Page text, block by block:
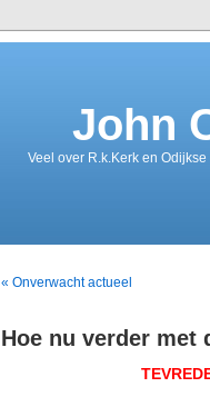
John
Veel over R.k.Kerk en
« Onverwacht actueel
Hoe nu verder met